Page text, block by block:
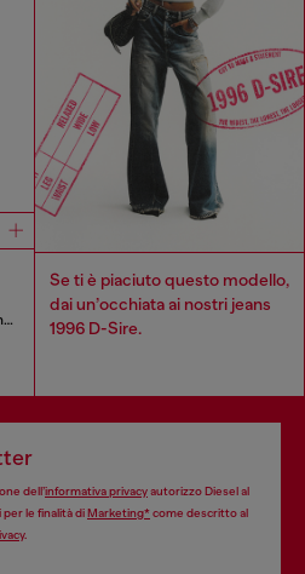
Jeans Relaxed Vita Alta 1987 D-Khelz
Se ti è piaciuto questo modello,
dai un’occhiata ai nostri jeans
1996 D-Sire.
dell’informativa privacyautorizzo Diesel al
le finalità diMarketing*come descritto al
.